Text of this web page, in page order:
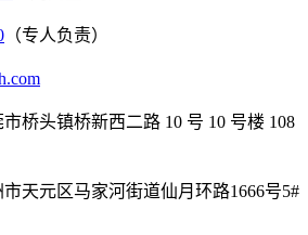
（专人负责）
桥头镇桥新西二路 10 号 10 号楼 108
天元区马家河街道仙月环路1666号5#